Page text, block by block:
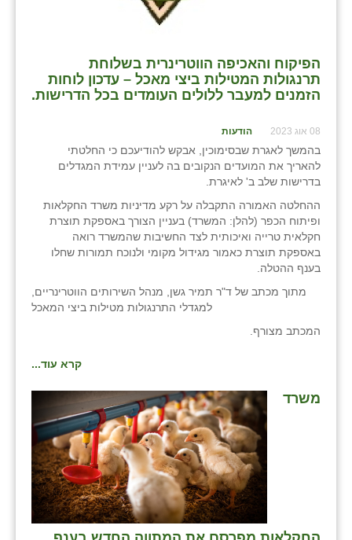
הפיקוח והאכיפה הווטרינרית בשלוחת
תרנגולות המטילות ביצי מאכל – עדכון לוחות
הזמנים למעבר ללולים העומדים בכל הדרישות.
08 אוג 2023 הודעות
בהמשך לאגרת שבסימוכין, אבקש להודיעכם כי החלטתי
להאריך את המועדים הנקובים בה לעניין עמידת המגדלים
בדרישות שלב ב' לאיגרת.
ההחלטה האמורה התקבלה על רקע מדיניות משרד החקלאות
ופיתוח הכפר (להלן: המשרד) בעניין הצורך באספקת תוצרת
חקלאית טרייה ואיכותית לצד החשיבות שהמשרד רואה
באספקת תוצרת כאמור מגידול מקומי ולנוכח תמורות שחלו
בענף ההטלה.
מתוך מכתב של ד"ר תמיר גשן, מנהל השירותים הווטרינריים,
למגדלי התרנגולות מטילות ביצי המאכל
המכתב מצורף.
קרא עוד...
משרד